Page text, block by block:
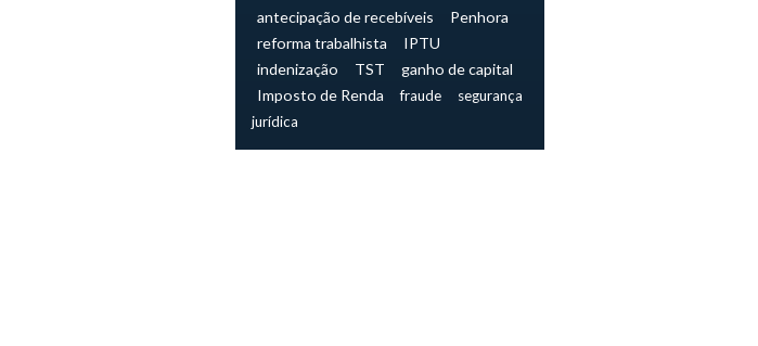
antecipação de recebíveis
Penhora
reforma trabalhista
IPTU
indenização
TST
ganho de capital
Imposto de Renda
fraude
segurança
jurídica